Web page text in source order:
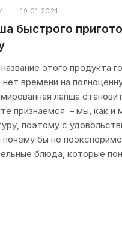
— 19.01.2021
быстрого
этого продукта
нет времени на
лапша
признаемся – мы, как и
поэтому с
почему бы не
блюда, которые